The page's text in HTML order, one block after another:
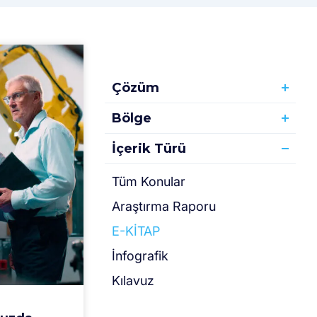
Çözüm
Bölge
İçerik Türü
Tüm Konular
Araştırma Raporu
E-KİTAP
İnfografik
Kılavuz